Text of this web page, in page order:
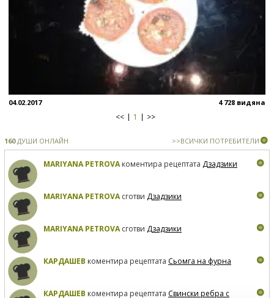
04.02.2017 4 728 видяна
<< 1 >>
160ДУШИ ОНЛАЙН >>ВСИЧКИ ПОТРЕБИТЕЛИ
MARIYANA PETROVAкоментира рецептата Дзадзики
MARIYANA PETROVAсготви Дзадзики
MARIYANA PETROVAсготви Дзадзики
КАРДАШЕВ коментира рецептата Сьомга на фурна
КАРДАШЕВ коментира рецептата Свински ребра с